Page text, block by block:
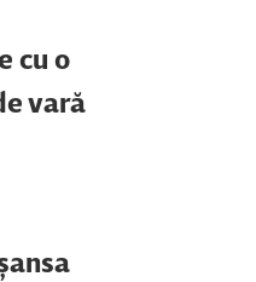
cu o
vară